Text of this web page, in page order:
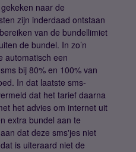
naar de
zijn inderdaad ontstaan
van de bundellimiet
de bundel. In zo’n
automatisch een
bij 80% en 100% van
In dat laatste sms-
dat het tarief daarna
het advies om internet uit
extra bundel aan te
dat deze sms'jes niet
is uiteraard niet de